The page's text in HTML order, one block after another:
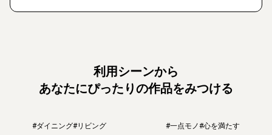
利用シーンから
あなたにぴったりの作品をみつける
#ダイニング#リビング #一点モノ#心を満たす